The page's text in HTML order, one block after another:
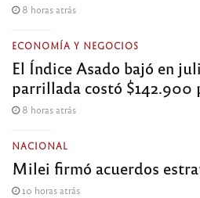
8 horas atrás
ECONOMÍA Y NEGOCIOS
El Índice Asado bajó en
parrillada costó $142.900
8 horas atrás
NACIONAL
Milei firmó acuerdos
10 horas atrás